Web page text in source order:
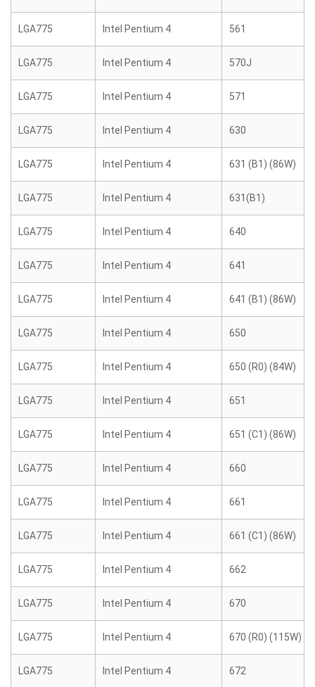
LGA775 Intel Pentium 4 561
LGA775 Intel Pentium 4 570J
LGA775 Intel Pentium 4 571
LGA775 Intel Pentium 4 630
LGA775 Intel Pentium 4 631 (B1) (86W)
LGA775 Intel Pentium 4 631(B1)
LGA775 Intel Pentium 4 640
LGA775 Intel Pentium 4 641
LGA775 Intel Pentium 4 641 (B1) (86W)
LGA775 Intel Pentium 4 650
LGA775 Intel Pentium 4 650 (R0) (84W)
LGA775 Intel Pentium 4 651
LGA775 Intel Pentium 4 651 (C1) (86W)
LGA775 Intel Pentium 4 660
LGA775 Intel Pentium 4 661
LGA775 Intel Pentium 4 661 (C1) (86W)
LGA775 Intel Pentium 4 662
LGA775 Intel Pentium 4 670
LGA775 Intel Pentium 4 670 (R0) (115W)
LGA775 Intel Pentium 4 672